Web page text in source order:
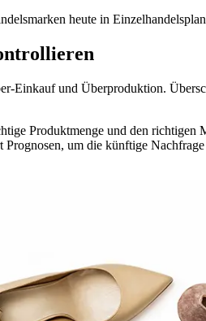
heute in
Einkauf und Überproduktion.
Produktmenge und den
um die künftige